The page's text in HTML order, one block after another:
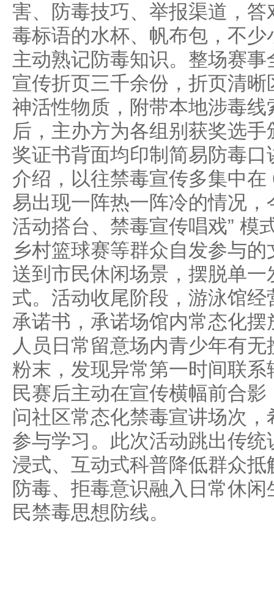
害、防毒技巧、举报渠道，
毒标语的水杯、帆布包，不
主动熟记防毒知识。整场赛
宣传折页三千余份，折页清
神活性物质，附带本地涉毒
后，主办方为各组别获奖选
奖证书背面均印制简易防毒
介绍，以往禁毒宣传多集中
易出现一阵热一阵冷的情况，
活动搭台、禁毒宣传唱戏” 模
乡村篮球赛等群众自发参与
送到市民休闲场景，摆脱单
式。活动收尾阶段，游泳馆
承诺书，承诺场馆内常态化
人员日常留意场内青少年有
粉末，发现异常第一时间联
民赛后主动在宣传横幅前合
问社区常态化禁毒宣讲场次
参与学习。此次活动跳出传
浸式、互动式科普降低群众
防毒、拒毒意识融入日常休
民禁毒思想防线。